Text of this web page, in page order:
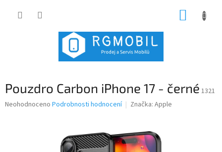
Pouzdro Carbon iPhone 17 - černé 1321
Průměrné
Neohodnoceno Podrobnosti hodnocení Značka: Apple